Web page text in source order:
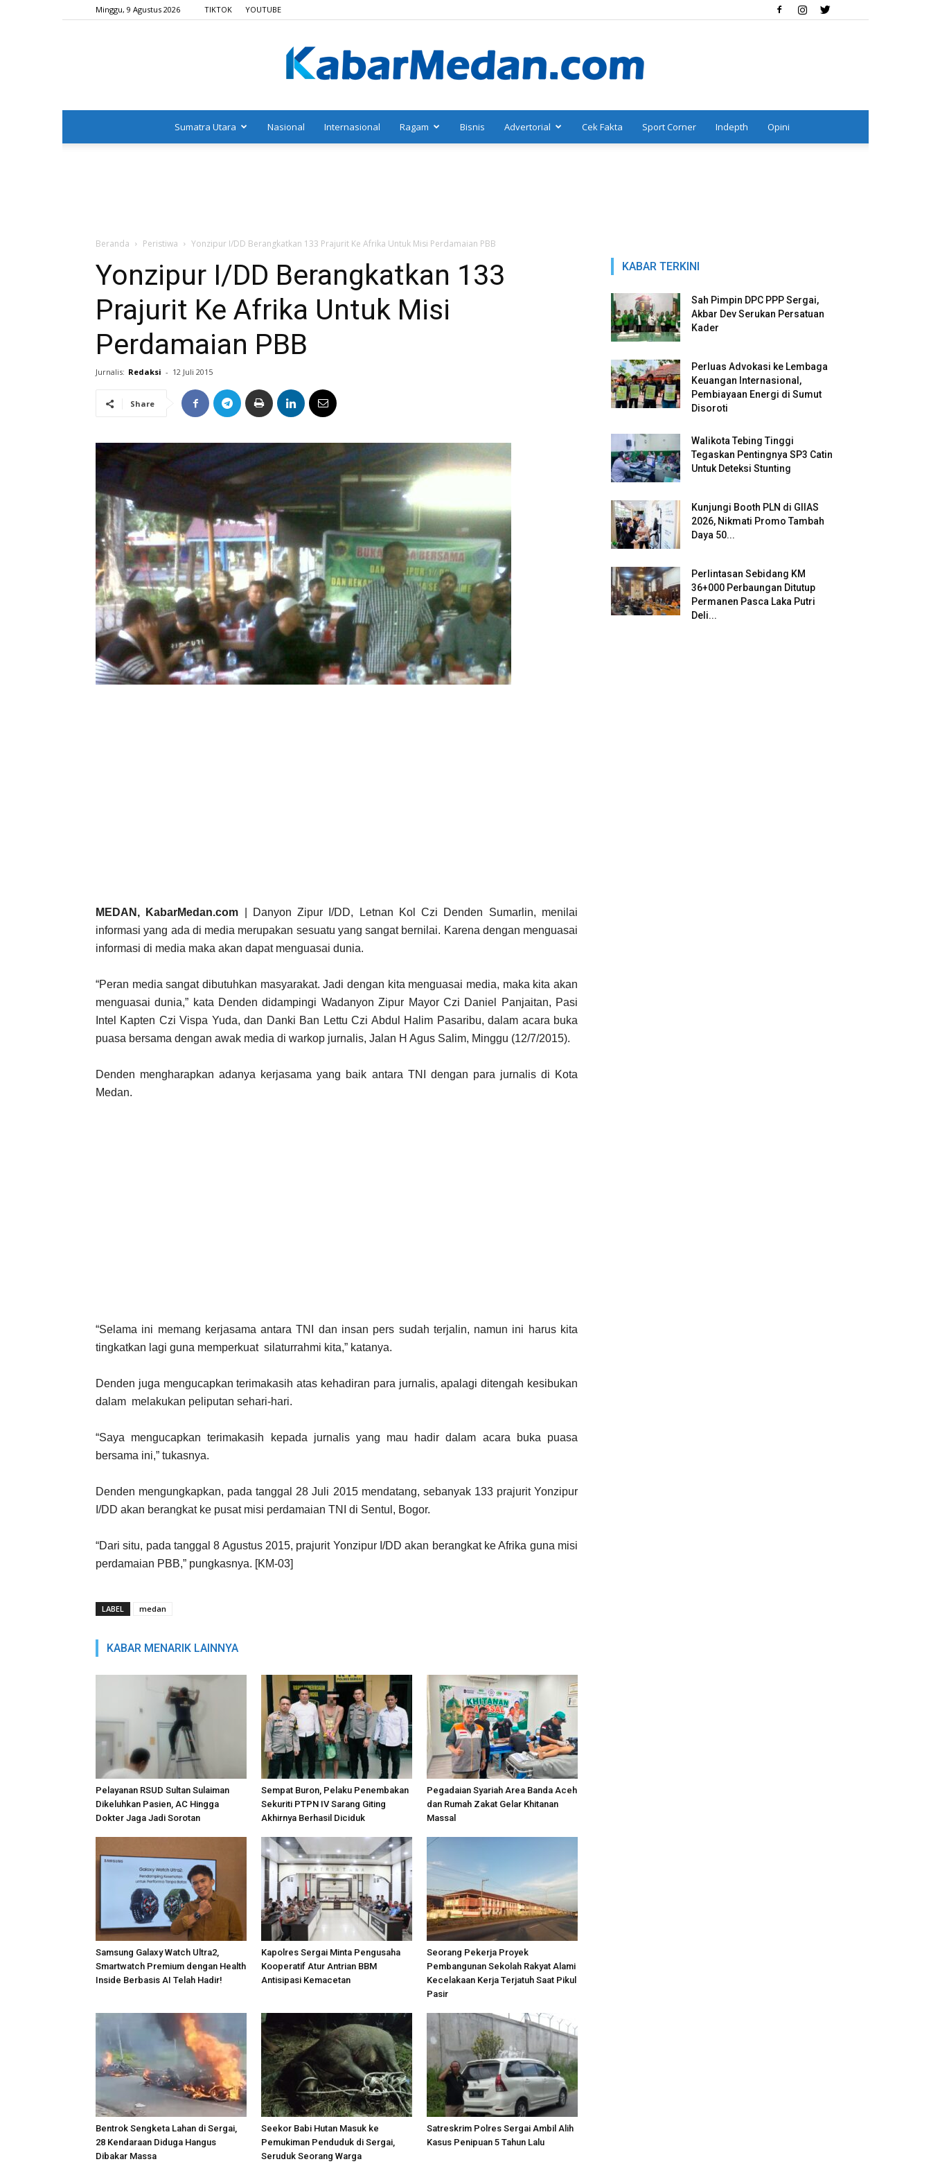
Minggu, 9 Agustus 2026 TIKTOK YOUTUBE
Sumatra Utara Nasional Internasional Ragam Bisnis Advertorial Cek Fakta Sport Corner Indepth Opini
Beranda Peristiwa Yonzipur I/DD Berangkatkan 133 Prajurit Ke Afrika Untuk Misi Perdamaian PBB
Yonzipur I/DD Berangkatkan 133
Prajurit Ke Afrika Untuk Misi
Perdamaian PBB
Jurnalis: Redaksi - 12 Juli 2015
Share
MEDAN, KabarMedan.com | Danyon Zipur I/DD, Letnan Kol Czi Denden Sumarlin, menilai
informasi yang ada di media merupakan sesuatu yang sangat bernilai. Karena dengan menguasai
informasi di media maka akan dapat menguasai dunia.
“Peran media sangat dibutuhkan masyarakat. Jadi dengan kita menguasai media, maka kita akan
menguasai dunia,” kata Denden didampingi Wadanyon Zipur Mayor Czi Daniel Panjaitan, Pasi
Intel Kapten Czi Vispa Yuda, dan Danki Ban Lettu Czi Abdul Halim Pasaribu, dalam acara buka
puasa bersama dengan awak media di warkop jurnalis, Jalan H Agus Salim, Minggu (12/7/2015).
Denden mengharapkan adanya kerjasama yang baik antara TNI dengan para jurnalis di Kota
Medan.
“Selama ini memang kerjasama antara TNI dan insan pers sudah terjalin, namun ini harus kita
tingkatkan lagi guna memperkuat silaturrahmi kita,” katanya.
Denden juga mengucapkan terimakasih atas kehadiran para jurnalis, apalagi ditengah kesibukan
dalam melakukan peliputan sehari-hari.
“Saya mengucapkan terimakasih kepada jurnalis yang mau hadir dalam acara buka puasa
bersama ini,” tukasnya.
Denden mengungkapkan, pada tanggal 28 Juli 2015 mendatang, sebanyak 133 prajurit Yonzipur
I/DD akan berangkat ke pusat misi perdamaian TNI di Sentul, Bogor.
“Dari situ, pada tanggal 8 Agustus 2015, prajurit Yonzipur I/DD akan berangkat ke Afrika guna misi
perdamaian PBB,” pungkasnya. [KM-03]
LABEL medan
KABAR MENARIK LAINNYA
Pelayanan RSUD Sultan Sulaiman
Dikeluhkan Pasien, AC Hingga
Dokter Jaga Jadi Sorotan
Sempat Buron, Pelaku Penembakan
Sekuriti PTPN IV Sarang Giting
Akhirnya Berhasil Diciduk
Pegadaian Syariah Area Banda Aceh
dan Rumah Zakat Gelar Khitanan
Massal
Samsung Galaxy Watch Ultra2,
Smartwatch Premium dengan Health
Inside Berbasis AI Telah Hadir!
Kapolres Sergai Minta Pengusaha
Kooperatif Atur Antrian BBM
Antisipasi Kemacetan
Seorang Pekerja Proyek
Pembangunan Sekolah Rakyat Alami
Kecelakaan Kerja Terjatuh Saat Pikul
Pasir
Bentrok Sengketa Lahan di Sergai,
28 Kendaraan Diduga Hangus
Dibakar Massa
Seekor Babi Hutan Masuk ke
Pemukiman Penduduk di Sergai,
Seruduk Seorang Warga
Satreskrim Polres Sergai Ambil Alih
Kasus Penipuan 5 Tahun Lalu
KABAR TERKINI
Sah Pimpin DPC PPP Sergai,
Akbar Dev Serukan Persatuan
Kader
Perluas Advokasi ke Lembaga
Keuangan Internasional,
Pembiayaan Energi di Sumut
Disoroti
Walikota Tebing Tinggi
Tegaskan Pentingnya SP3 Catin
Untuk Deteksi Stunting
Kunjungi Booth PLN di GIIAS
2026, Nikmati Promo Tambah
Daya 50...
Perlintasan Sebidang KM
36+000 Perbaungan Ditutup
Permanen Pasca Laka Putri
Deli...